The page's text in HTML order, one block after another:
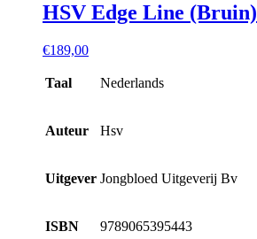
HSV Edge Line (Bruin)
€189,00
Taal Nederlands
Auteur Hsv
Uitgever Jongbloed Uitgeverij Bv
ISBN 9789065395443